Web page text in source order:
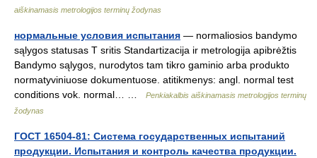
aiškinamasis metrologijos terminų žodynas
нормальные условия испытания — normaliosios bandymo
sąlygos statusas T sritis Standartizacija ir metrologija apibrėžtis
Bandymo sąlygos, nurodytos tam tikro gaminio arba produkto
normatyviniuose dokumentuose. atitikmenys: angl. normal test
conditions vok. normal… …
Penkiakalbis aiškinamasis metrologijos terminų
žodynas
ГОСТ 16504-81: Система государственных испытаний
продукции. Испытания и контроль качества продукции.